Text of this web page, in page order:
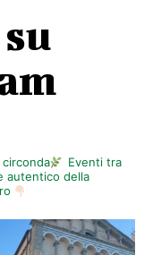
Eventi tra
autentico della